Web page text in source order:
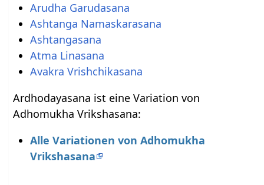
Arudha Garudasana
Ashtanga Namaskarasana
Ashtangasana
Atma Linasana
Avakra Vrishchikasana
Ardhodayasana ist eine Variation von
Adhomukha Vrikshasana:
Alle Variationen von Adhomukha
Vrikshasana